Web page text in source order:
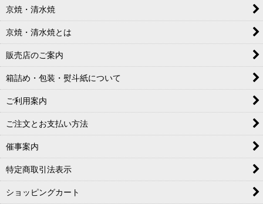
京焼・清水焼
京焼・清水焼とは
販売店のご案内
箱詰め・包装・熨斗紙について
ご利用案内
ご注文とお支払い方法
催事案内
特定商取引法表示
ショッピングカート